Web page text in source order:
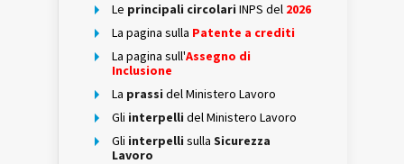
Le principali circolari INPS del 2026
La pagina sulla Patente a crediti
La pagina sull'Assegno di
Inclusione
La prassi del Ministero Lavoro
Gli interpelli del Ministero Lavoro
Gli interpelli sulla Sicurezza
Lavoro